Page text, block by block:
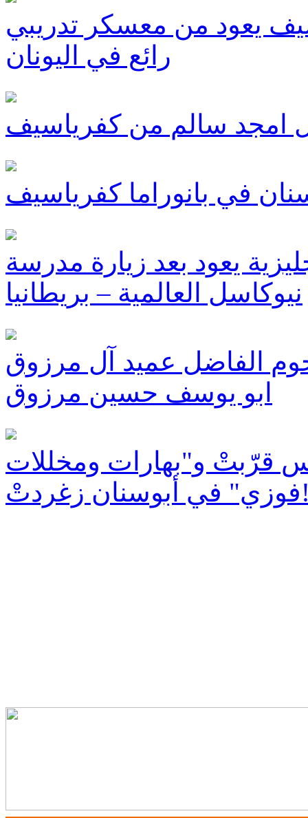
يعود من معسكر تدريبي
رائع في اليونان
امجد سالم من كفرياسيف
في بانوراما كفرياسيف
يعود بعد زيارة مدرسة
نيوكاسل العالمية – بريطانيا
الفاضل عميد آل مرزوق
ابو يوسف حسين مرزوق
قرّبتْ و"بهارات ومخللات